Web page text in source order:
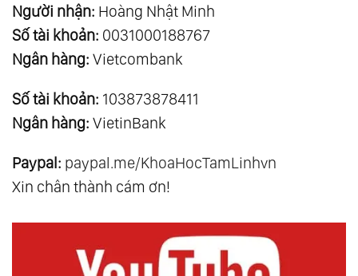
Người nhận: Hoàng Nhật Minh
Số tài khoản: 0031000188767
Ngân hàng: Vietcombank
Số tài khoản: 103873878411
Ngân hàng: VietinBank
Paypal: paypal.me/KhoaHocTamLinhvn
Xin chân thành cám ơn!